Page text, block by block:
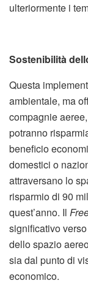
ulteriormente i
Sostenibilità
Questa
ambientale, ma
compagnie
potranno
beneficio
domestici o
attraversano lo
risparmio di 90
quest’anno. Il
significativo
dello spazio
sia dal punto di
economico.